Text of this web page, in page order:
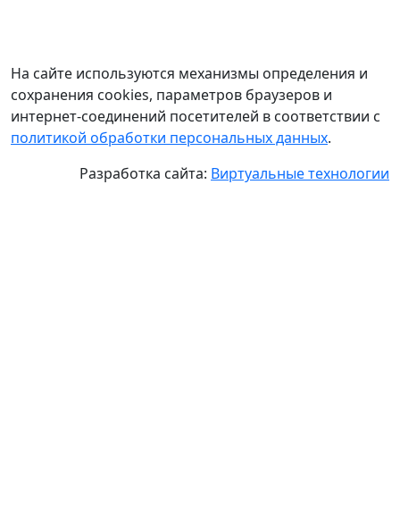
На сайте используются механизмы определения и
сохранения cookies, параметров браузеров и
интернет-соединений посетителей в соответствии с
политикой обработки персональных данных.
Разработка сайта: Виртуальные технологии